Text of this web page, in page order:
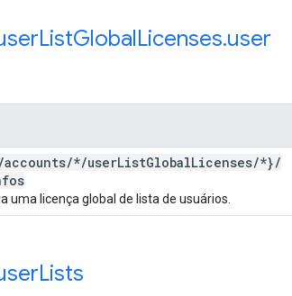
ListGlobalLicenses.user
/accounts/*/userListGlobalLicenses/*}/
uma licença global de lista de usuários.
Lists